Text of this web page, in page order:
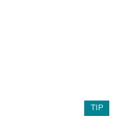
TIP